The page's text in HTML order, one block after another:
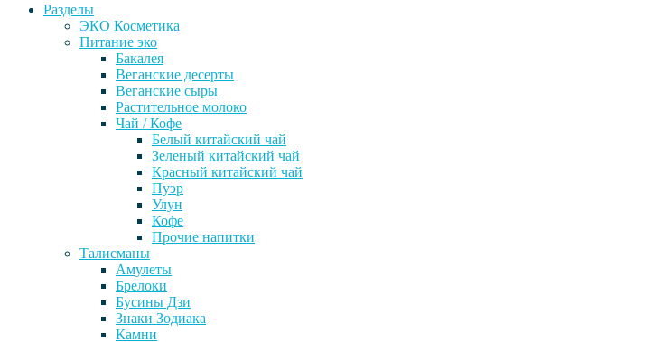
Разделы
ЭКО Косметика
Питание эко
Бакалея
Веганские десерты
Веганские сыры
Растительное молоко
Чай / Кофе
Белый китайский чай
Зеленый китайский чай
Красный китайский чай
Пуэр
Улун
Кофе
Прочие напитки
Талисманы
Амулеты
Брелоки
Бусины Дзи
Знаки Зодиака
Камни